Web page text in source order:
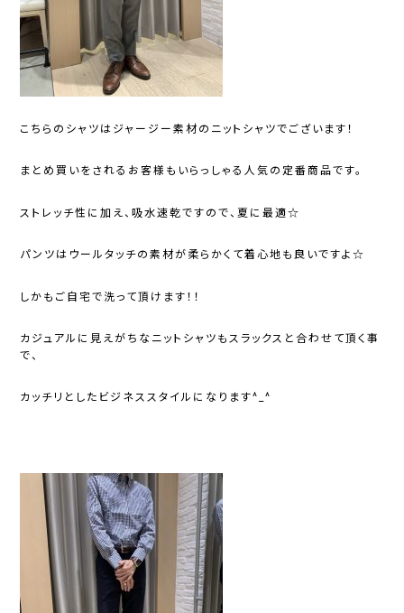
こちらのシャツはジャージー素材のニットシャツでございます！
まとめ買いをされるお客様もいらっしゃる人気の定番商品です。
ストレッチ性に加え、吸水速乾ですので、夏に最適☆
パンツはウールタッチの素材が柔らかくて着心地も良いですよ☆
しかもご自宅で洗って頂けます！！
カジュアルに見えがちなニットシャツもスラックスと合わせて頂く事
で、
カッチリとしたビジネススタイルになります^_^